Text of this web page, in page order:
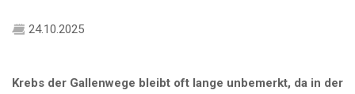
24.10.2025
Krebs der Gallenwege bleibt oft lange unbemerkt, da in der